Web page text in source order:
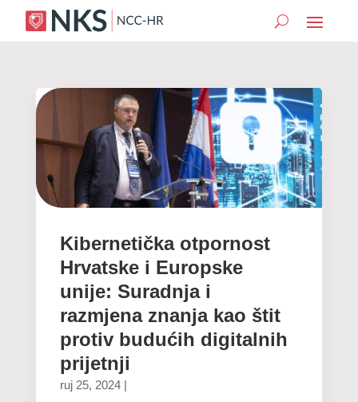
Kibernetička otpornost
Hrvatske i Europske
unije: Suradnja i
razmjena znanja kao štit
protiv budućih digitalnih
prijetnji
ruj 25, 2024|